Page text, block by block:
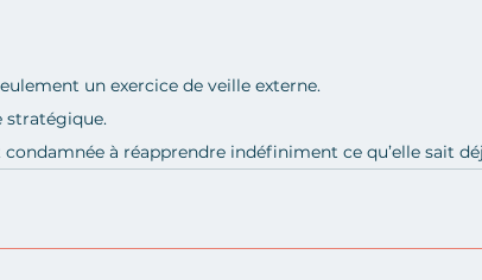
un exercice de veille externe.
stratégique.
à réapprendre indéfiniment ce qu’elle sait